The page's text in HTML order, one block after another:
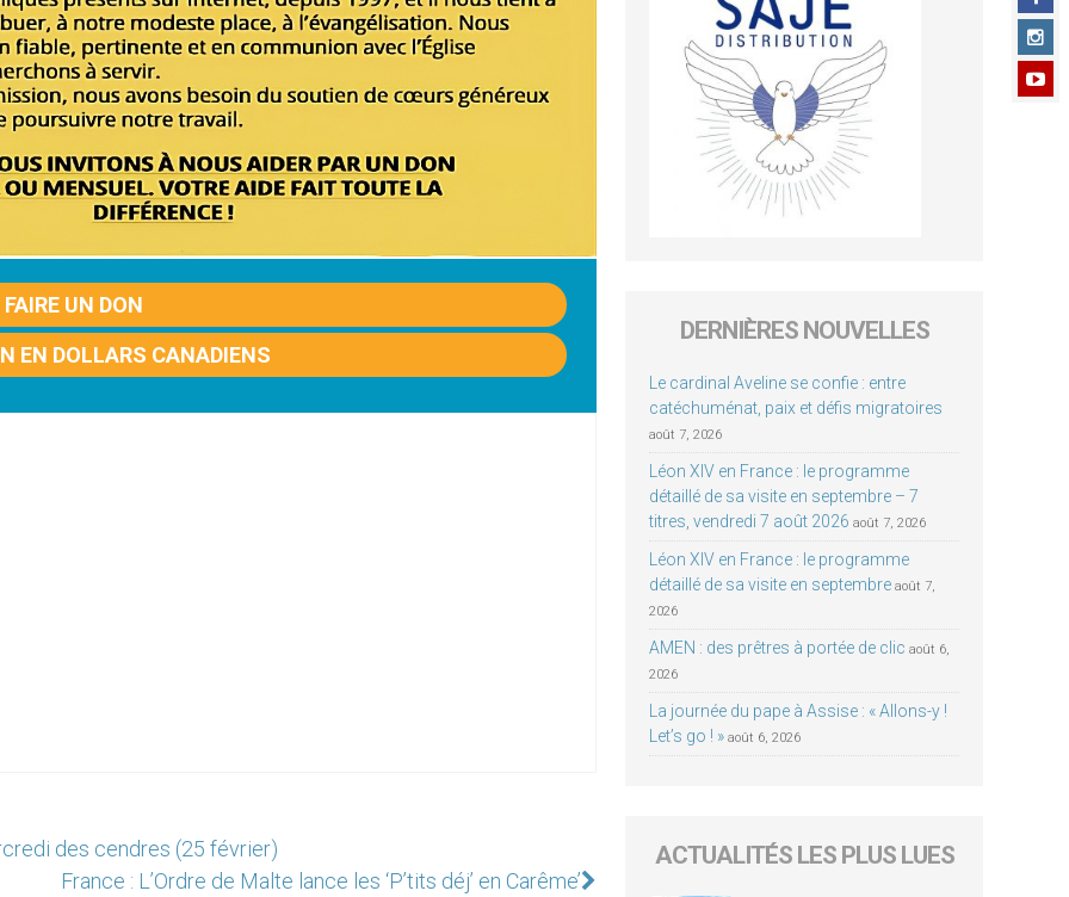
FAIRE UN DON
EN DOLLARS CANADIENS
des cendres (25 février)
France : L’Ordre de Malte lance les ‘P’tits déj’ en Carême’
DERNIÈRES NOUVELLES
Le cardinal Aveline se confie : entre
catéchuménat, paix et défis migratoires
août 7, 2026
Léon XIV en France : le programme
détaillé de sa visite en septembre – 7
titres, vendredi 7 août 2026 août 7, 2026
Léon XIV en France : le programme
détaillé de sa visite en septembre août 7,
2026
AMEN : des prêtres à portée de clic août 6,
2026
La journée du pape à Assise : « Allons-y !
Let’s go ! » août 6, 2026
ACTUALITÉS LES PLUS LUES